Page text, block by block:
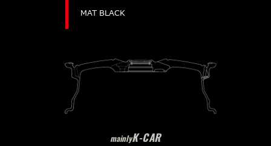
MAT BLACK
mainlyK-CAR